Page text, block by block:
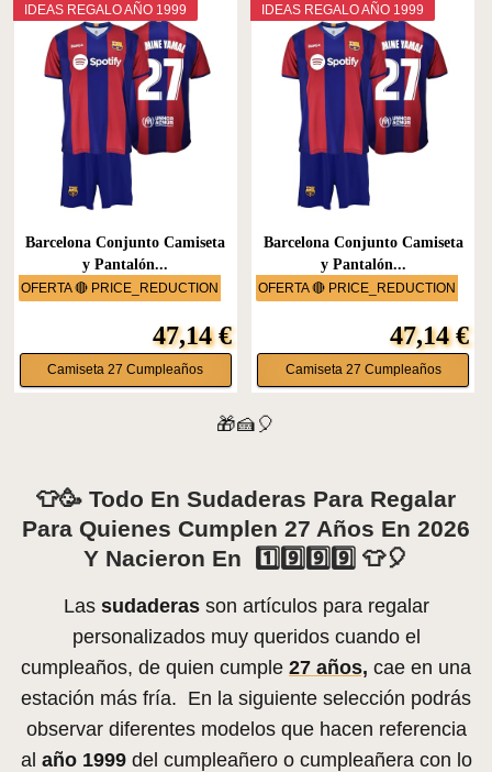
OFERTA 🔴 PRICE_REDUCTION
IDEAS REGALO AÑO 1999
Barcelona Conjunto Camiseta
y Pantalón...
47,14 €
Camiseta 27 Cumpleaños
OFERTA 🔴 PRICE_REDUCTION
IDEAS REGALO AÑO 1999
Barcelona Conjunto Camiseta
y Pantalón...
47,14 €
Camiseta 27 Cumpleaños
🎁🍰🎈
👕🥳 Todo En Sudaderas Para Regalar
Para Quienes Cumplen 27 Años En 2026
Y Nacieron En 1️⃣9️⃣9️⃣9️⃣ 👕🎈
Las sudaderasson artículos para regalar
personalizados muy queridos cuando el
cumpleaños, de quien cumple 27 años, cae en una
estación más fría. En la siguiente selección podrás
observar diferentes modelos que hacen referencia
al año 1999del cumpleañero o cumpleañera con lo